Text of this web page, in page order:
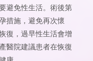
避免性生活。術後第
措施，避免再次懷
復，過早性生活會增
醫院建議患者在恢復